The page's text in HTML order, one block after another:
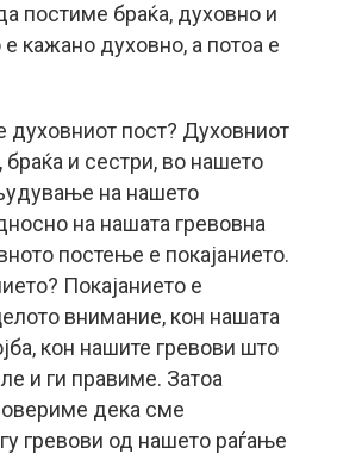
постиме браќа, духовно и
кажано духовно, а потоа е
духовниот пост? Духовниот
браќа и сестри, во нашето
на нашето
на нашата гревовна
постење е покајанието.
Покајанието е
внимание, кон нашата
кон нашите гревови што
и ги правиме. Затоа
дека сме
гревови од нашето раѓање